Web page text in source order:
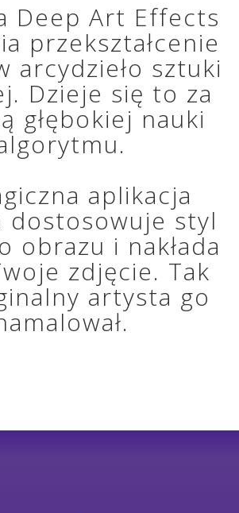
Deep Art Effects
przekształcenie
arcydzieło sztuki
Dzieje się to za
głębokiej nauki
aplikacja
dostosowuje styl
obrazu i nakłada
zdjęcie. Tak
artysta go